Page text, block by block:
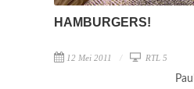
HAMBURGERS!
12 Mei 2011 RTL 5